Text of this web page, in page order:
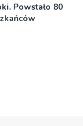
Powstało 80